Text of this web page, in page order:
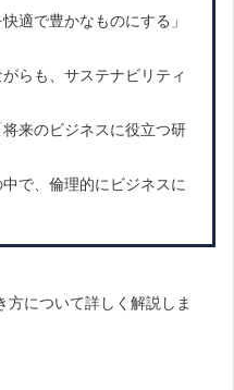
適で豊かなものにする」
らも、サステナビリティ
来のビジネスに役立つ研
で、倫理的にビジネスに
について詳しく解説しま